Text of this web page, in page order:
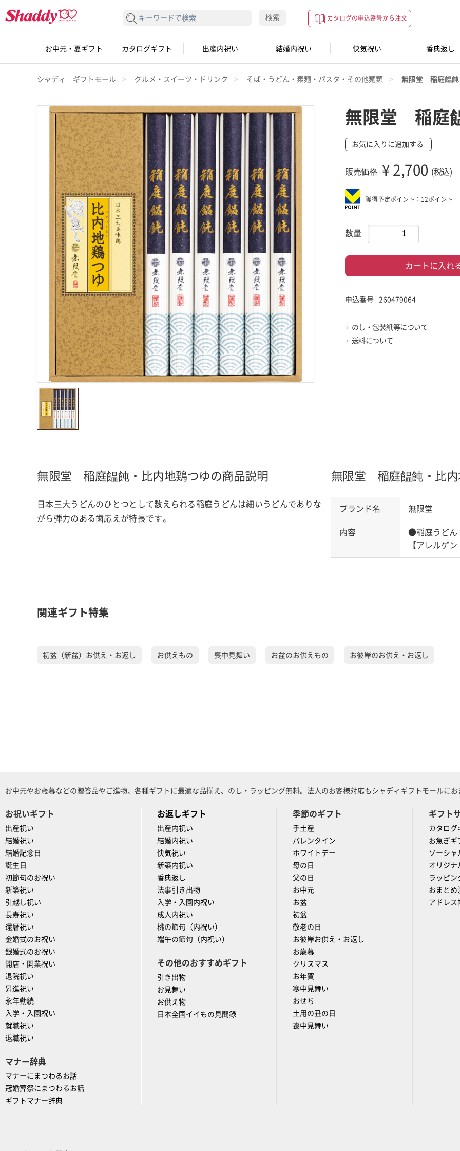
カタログの申込番号から注文
検索する 検索
お中元・夏ギフト カタログギフト 出産内祝い 結婚内祝い 快気祝い 香典返し
シャディ ギフトモール グルメ・スイーツ・ドリンク そば・うどん・素麺・パスタ・その他麺類 無限堂 稲庭饂飩
無限堂 稲庭
お気に入りに追加する
販売価格 ¥ 2,700 (税込)
獲得予定ポイント：12ポイント
数量
カートに入れ
申込番号 260479064
のし・包装紙等について
送料について
無限堂 稲庭饂飩・比内地鶏つゆの商品説明
日本三大うどんのひとつとして数えられる稲庭うどんは細いうどんでありな
がら弾力のある歯応えが特長です。
無限堂 稲庭饂飩・比内
ブランド名 無限堂
内容
●稲庭うど
【アレルゲ
関連ギフト特集
初盆（新盆）お供え・お返し お供えもの 喪中見舞い お盆のお供えもの お彼岸のお供え・お返し
お中元やお歳暮などの贈答品やご進物、各種ギフトに最適な品揃え、のし・ラッピング無料。法人のお客様対応もシャディギフトモールに
お祝いギフト
出産祝い
結婚祝い
結婚記念日
誕生日
初節句のお祝い
新築祝い
引越し祝い
長寿祝い
還暦祝い
金婚式のお祝い
銀婚式のお祝い
開店・開業祝い
退院祝い
昇進祝い
永年勤続
入学・入園祝い
就職祝い
退職祝い
マナー辞典
マナーにまつわるお話
冠婚葬祭にまつわるお話
ギフトマナー辞典
お返しギフト
出産内祝い
結婚内祝い
快気祝い
新築内祝い
香典返し
法事引き出物
入学・入園内祝い
成人内祝い
桃の節句（内祝い）
端午の節句（内祝い）
その他のおすすめギフト
引き出物
お見舞い
お供え物
日本全国イイもの見聞録
季節のギフト
手土産
バレンタイン
ホワイトデー
母の日
父の日
お中元
お盆
初盆
敬老の日
お彼岸お供え・お返し
お歳暮
クリスマス
お年賀
寒中見舞い
おせち
土用の丑の日
喪中見舞い
ギフト
カタログ
お急ぎギ
ソーシャ
オリジナ
ラッピン
おまとめ
アドレス